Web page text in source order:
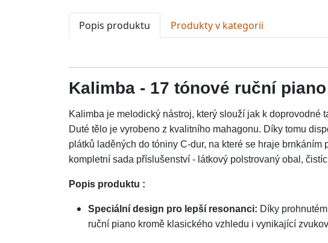
Popis produktu Produkty v kategorii
Kalimba - 17 tónové ruční piano
Kalimba je melodický nástroj, který slouží jak k
Duté tělo je vyrobeno z kvalitního mahagonu. Díky tomu
plátků laděných do tóniny C-dur, na které se hraje
kompletní sada příslušenství - látkový polstrovaný obal,
Popis produktu :
Speciální design pro lepší resonanci: Díky
ruční piano kromě klasického vzhledu i vynikající